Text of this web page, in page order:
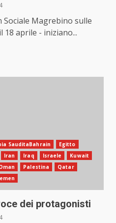
Sociale Magrebino sulle
aprile - iniziano...
SauditaBahrain
Egitto
Iran Iraq Israele
Kuwait
Palestina
Qatar
dei protagonisti